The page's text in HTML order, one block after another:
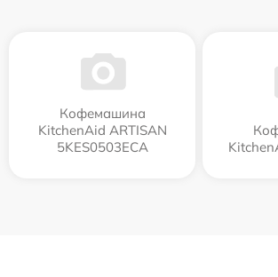
Кофемашина
KitchenAid ARTISAN
5KES0503ECA